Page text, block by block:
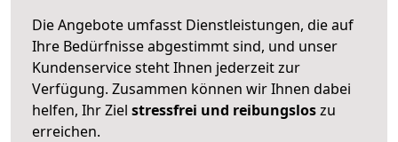
Die Angebote umfasst Dienstleistungen, die auf
Ihre Bedürfnisse abgestimmt sind, und unser
Kundenservice steht Ihnen jederzeit zur
Verfügung. Zusammen können wir Ihnen dabei
helfen, Ihr Ziel stressfrei und reibungsloszu
erreichen.